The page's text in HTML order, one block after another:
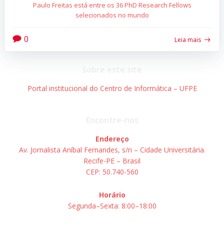
Paulo Freitas está entre os 36 PhD Research Fellows
selecionados no mundo
0 Leia mais
Portal institucional do Centro de Informática – UFPE
Endereço
Av. Jornalista Aníbal Fernandes, s/n – Cidade Universitária.
Recife-PE – Brasil
CEP: 50.740-560
Horário
Segunda–Sexta: 8:00–18:00